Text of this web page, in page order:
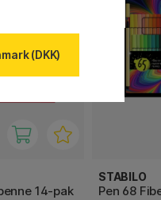
14-pak
STABILO
Pen 68
(DKK)